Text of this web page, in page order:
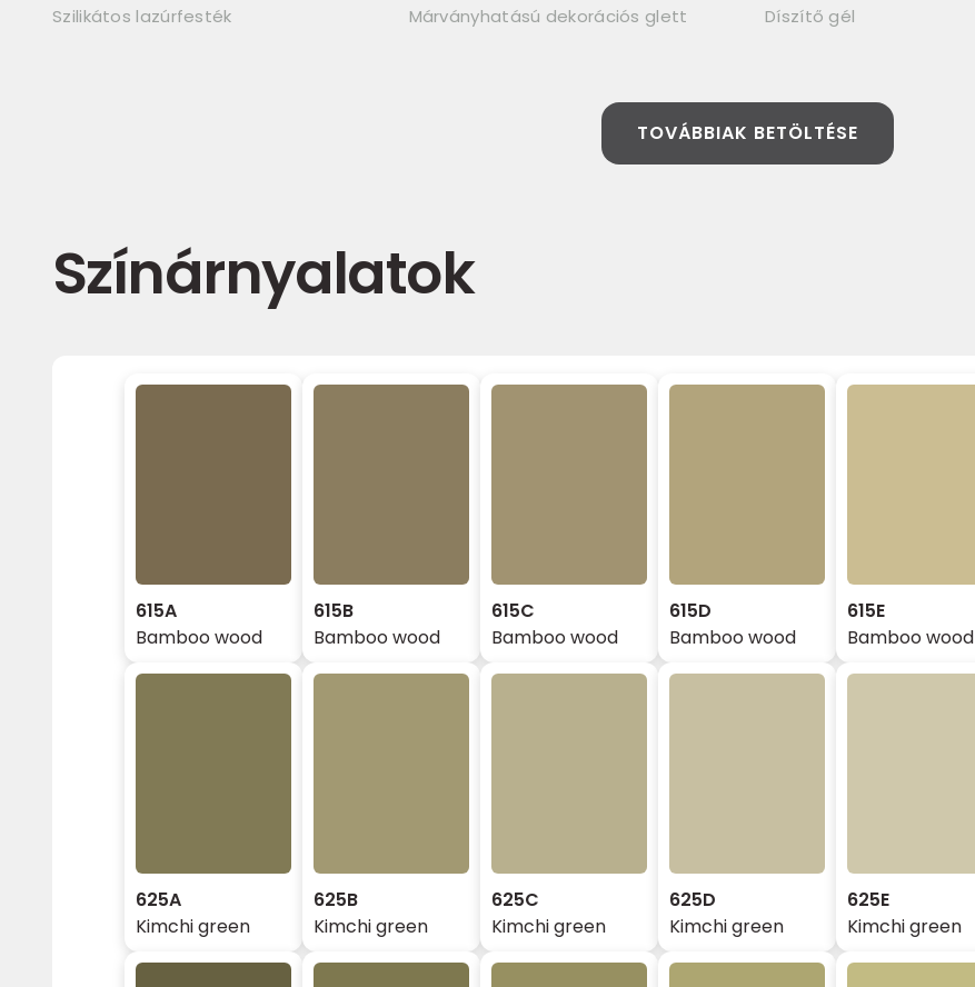
Szilikátos lazúrfesték Márványhatású dekorációs glett Díszítő gél
TOVÁBBIAK BETÖLTÉSE
Színárnyalatok
615A
Bamboo wood
615B
Bamboo wood
615C
Bamboo wood
615D
Bamboo wood
615E
Bamboo wood
625A
Kimchi green
625B
Kimchi green
625C
Kimchi green
625D
Kimchi green
625E
Kimchi green